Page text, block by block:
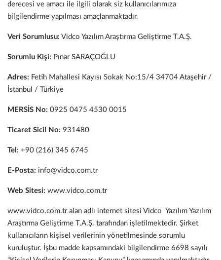
derecesi ve amacı ile ilgili olarak siz kullanıcılarımıza
bilgilendirme yapılması amaçlanmaktadır.
Veri Sorumlusu: Vidco Yazılım Araştırma Geliştirme T.A.Ş.
Sorumlu Kişi: Pınar SARAÇOĞLU
Adres: Fetih Mahallesi Kayısı Sokak No:15/4 34704 Ataşehir /
İstanbul / Türkiye
MERSİS No: 0925 0475 4530 0015
Ticaret Sicil No: 931480
Tel: +90 (216) 345 6745
E-Posta: info@vidco.com.tr
Web Sitesi: www.vidco.com.tr
www.vidco.com.tr alan adlı internet sitesi Vidco Yazılım Yazılım
Araştırma Geliştirme T.A.Ş. tarafından işletilmektedir. Şirket
kullanıcıların kişisel verilerinin yönetilmesinde sorumlu
kuruluştur. İşbu madde kapsamındaki bilgilendirme 6698 sayılı